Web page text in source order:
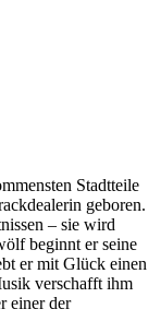
Stadtteile
geboren.
– sie wird
beginnt er seine
er mit Glück einen
verschafft ihm
einer der